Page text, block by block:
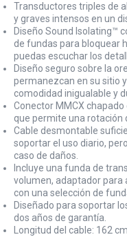
Transductores triples de
y graves intensos en un
Diseño Sound Isolating™
de fundas para bloquear
puedas escuchar los
Diseño seguro sobre la
permanezcan en su sitio
comodidad inigualable y
Conector MMCX
que permite una rotación
Cable desmontable
soportar el uso diario,
caso de daños.
Incluye una funda de
volumen, adaptador para
con una selección de
Diseñado para soportar
dos años de garantía.
Longitud del cable: 162 cm